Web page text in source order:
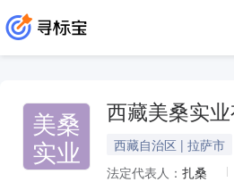
美桑
实业
西藏美桑实业
西藏自治区 | 拉萨市
法定代表人： 扎桑